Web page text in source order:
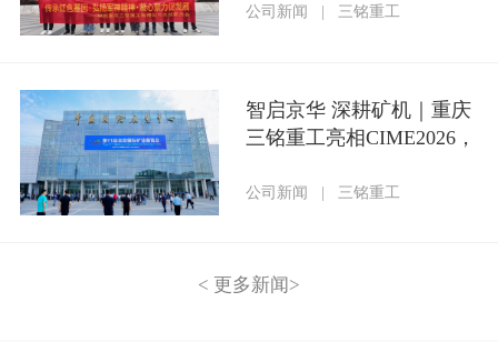
学主题党日活动
公司新闻 | 三铭重工
智启京华 深耕矿机｜重庆
三铭重工亮相CIME2026，
程
公司新闻 | 三铭重工
< 更多新闻>